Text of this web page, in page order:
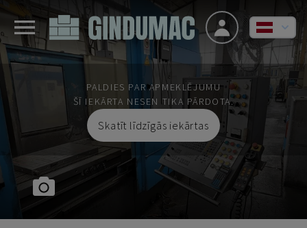
PALDIES PAR APMEKLĒJUMU
ŠĪ IEKĀRTA NESEN TIKA PĀRDOTA.
Skatīt līdzīgās iekārtas